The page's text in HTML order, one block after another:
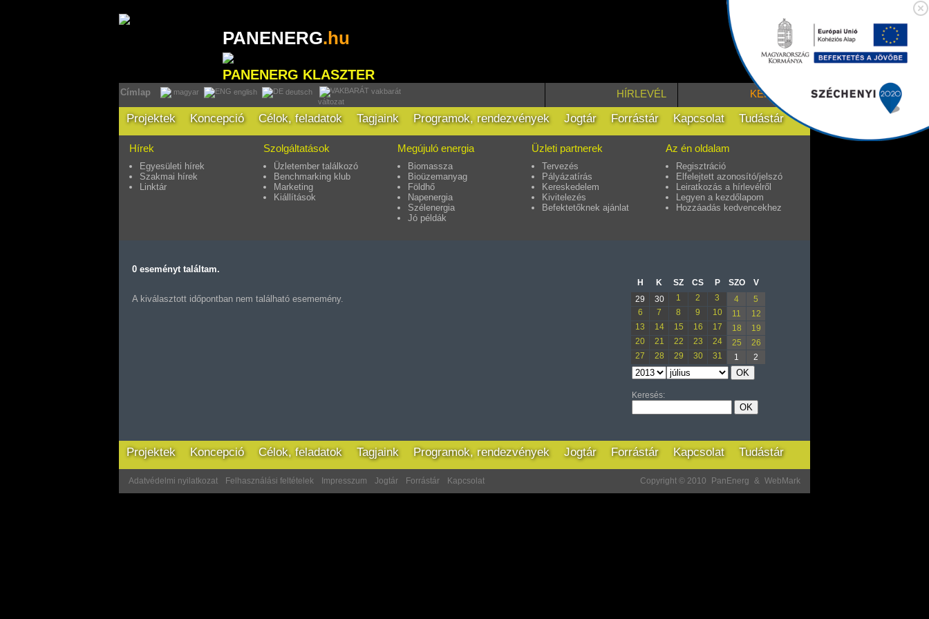
PANENERG.hu
PANENERG KLASZTER
Címlap magyar english deutsch
vakbarát
változat
KERESÉS
HÍRLEVÉL
Projektek Koncepció Célok, feladatok Tagjaink Programok, rendezvények Jogtár Forrástár Kapcsolat Tudástár
Hírek
Egyesületi hírek
Szakmai hírek
Linktár
Szolgáltatások
Üzletember találkozó
Benchmarking klub
Marketing
Kiállítások
Megújuló energia
Biomassza
Bioüzemanyag
Földhő
Napenergia
Szélenergia
Jó példák
Üzleti partnerek
Tervezés
Pályázatírás
Kereskedelem
Kivitelezés
Befektetőknek ajánlat
Az én oldalam
Regisztráció
Elfelejtett azonosító/jelszó
Leiratkozás a hírlevélről
Legyen a kezdőlapom
Hozzáadás kedvencekhez
0 eseményt találtam.
A kiválasztott időpontban nem található esememény.
H K SZ CS P SZO
V
29
30 1 2 3 4
5
6
7 8 9 10 11
12
13
14 15 16 17 18
19
20
21 22 23 24 25
26
27
28 29 30 31 1 2
Keresés:
Projektek Koncepció Célok, feladatok Tagjaink Programok, rendezvények Jogtár Forrástár Kapcsolat Tudástár
Adatvédelmi nyilatkozat Felhasználási feltételek Impresszum Jogtár Forrástár Kapcsolat Copyright © 2010 PanEnerg & WebMark